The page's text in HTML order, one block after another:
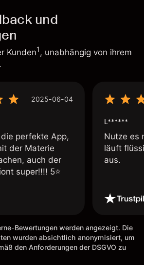
und
Kunden1, unabhängig von ihrem
2025-06-04
perfekte App,
der Materie
auch der
super!!!! 5⭐️
L******
Nutze es
läuft
aus.
Bewertungen werden angezeigt. Die
wurden absichtlich anonymisiert, um
den Anforderungen der DSGVO zu